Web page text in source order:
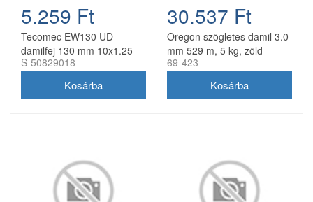
5.259 Ft
Tecomec EW130 UD
damilfej 130 mm 10x1.25
balos belső menettel
S-50829018
30.537 Ft
Oregon szögletes damil 3.0
mm 529 m, 5 kg, zöld
69-423